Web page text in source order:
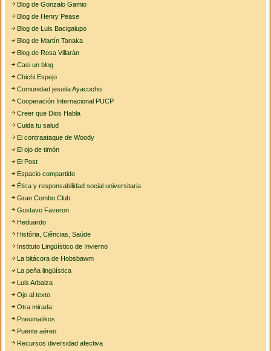
Blog de Gonzalo Gamio
Blog de Henry Pease
Blog de Luis Bacigalupo
Blog de Martín Tanaka
Blog de Rosa Villarán
Casi un blog
Chichi Espejo
Comunidad jesuita Ayacucho
Cooperación Internacional PUCP
Creer que Dios Habla
Cuida tu salud
El contraataque de Woody
El ojo de timón
El Post
Espacio compartido
Ética y responsabilidad social universitaria
Gran Combo Club
Gustavo Faveron
Heduardo
História, Ciências, Saúde
Instituto Lingüístico de Invierno
La bitácora de Hobsbawm
La peña lingüística
Luis Arbaiza
Ojo al texto
Otra mirada
Pneumatikos
Puente aéreo
Recursos diversidad afectiva